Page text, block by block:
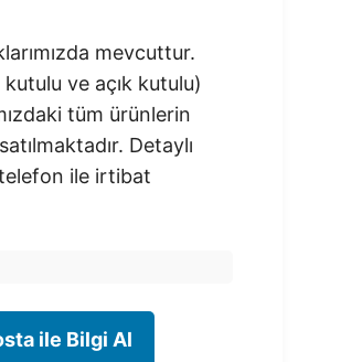
mevcuttur.
kutulu ve açık kutulu)
tüm ürünlerin
Detaylı
ile irtibat
ile Bilgi Al